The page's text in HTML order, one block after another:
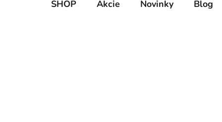
SHOP Akcie Novinky Blog